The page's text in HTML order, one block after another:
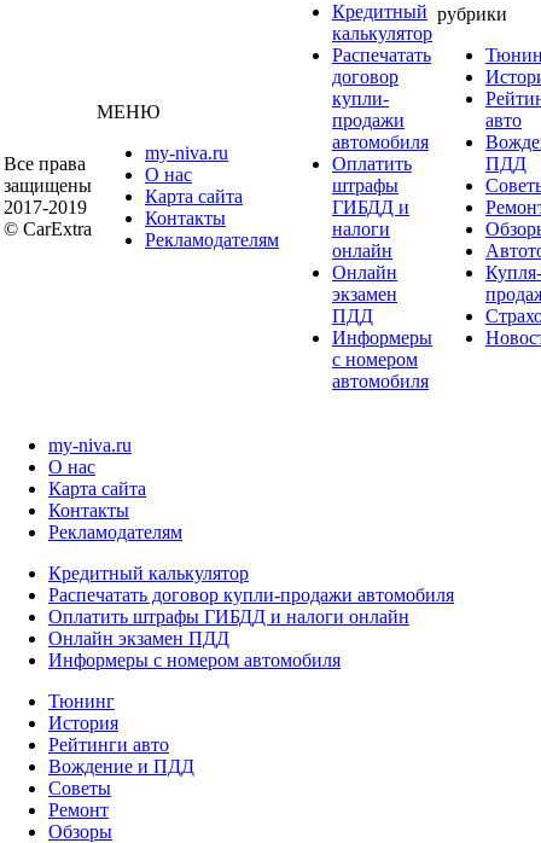
Все права
защищены
2017-2019
© CarExtra
МЕНЮ
my-niva.ru
О нас
Карта сайта
Контакты
Рекламодателям
Кредитный
калькулятор
Распечатать
договор
купли-
продажи
автомобиля
Оплатить
штрафы
ГИБДД и
налоги
онлайн
Онлайн
экзамен
ПДД
Информеры
с номером
автомобиля
рубрики
авто
ПДД
Купля-
my-niva.ru
О нас
Карта сайта
Контакты
Рекламодателям
Кредитный калькулятор
Распечатать договор купли-продажи автомобиля
Оплатить штрафы ГИБДД и налоги онлайн
Онлайн экзамен ПДД
Информеры с номером автомобиля
Тюнинг
История
Рейтинги авто
Вождение и ПДД
Советы
Ремонт
Обзоры